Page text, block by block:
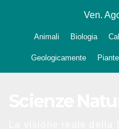
Ven.
Animali Biologia
Geologicamente Piante